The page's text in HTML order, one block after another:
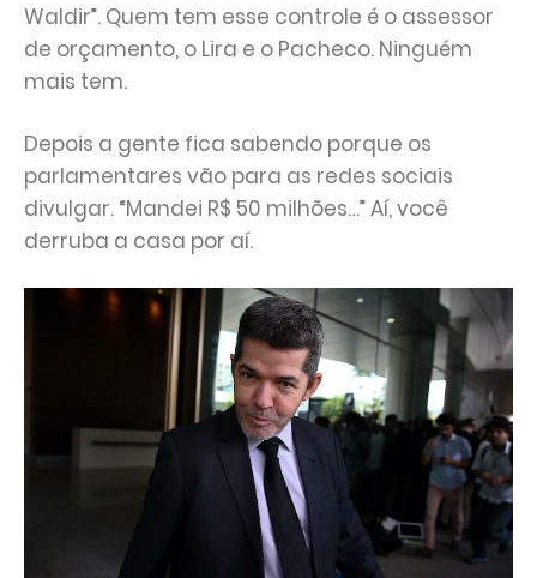
Waldir”. Quem tem esse controle é o assessor
de orçamento, o Lira e o Pacheco. Ninguém
mais tem.
Depois a gente fica sabendo porque os
parlamentares vão para as redes sociais
divulgar. “Mandei R$ 50 milhões…” Aí, você
derruba a casa por aí.